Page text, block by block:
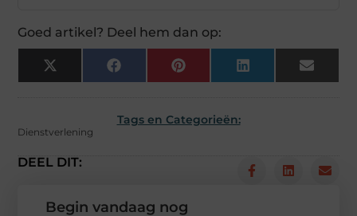
Goed artikel? Deel hem dan op:
X
(Twitter)
Facebook Pinterest LinkedIn Email
Tags en Categorieën:
Dienstverlening
DEEL DIT:
Begin vandaag nog